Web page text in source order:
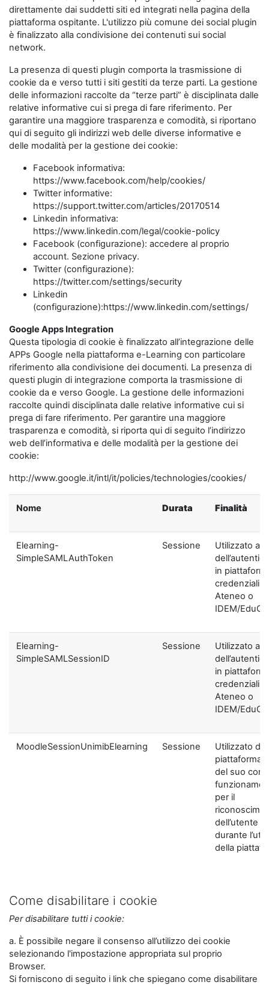
direttamente dai suddetti siti ed integrati nella pagina della
piattaforma ospitante. L'utilizzo più comune dei social plugin
è finalizzato alla condivisione dei contenuti sui social
network.
La presenza di questi plugin comporta la trasmissione di
cookie da e verso tutti i siti gestiti da terze parti. La gestione
delle informazioni raccolte da “terze parti” è disciplinata dalle
relative informative cui si prega di fare riferimento. Per
garantire una maggiore trasparenza e comodità, si riportano
qui di seguito gli indirizzi web delle diverse informative e
delle modalità per la gestione dei cookie:
Facebook informativa:
https://www.facebook.com/help/cookies/
Twitter informative:
https://support.twitter.com/articles/20170514
Linkedin informativa:
https://www.linkedin.com/legal/cookie-policy
Facebook (configurazione): accedere al proprio
account. Sezione privacy.
Twitter (configurazione):
https://twitter.com/settings/security
Linkedin
(configurazione):https://www.linkedin.com/settings/
Google Apps Integration
Questa tipologia di cookie è finalizzato all’integrazione delle
APPs Google nella piattaforma e-Learning con particolare
riferimento alla condivisione dei documenti. La presenza di
questi plugin di integrazione comporta la trasmissione di
cookie da e verso Google. La gestione delle informazioni
raccolte quindi disciplinata dalle relative informative cui si
prega di fare riferimento. Per garantire una maggiore
trasparenza e comodità, si riporta qui di seguito l’indirizzo
web dell’informativa e delle modalità per la gestione dei
cookie:
http://www.google.it/intl/it/policies/technologies/cookies/
Nome Durata Finalità
Elearning-
SimpleSAMLAuthToken
Sessione
Utilizzato ai
in
credenziali di
Ateneo o
IDEM/
Elearning-
SimpleSAMLSessionID
Sessione
Utilizzato ai
in
credenziali di
Ateneo o
IDEM/
MoodleSessionUnimibElearning Sessione
Utilizzato
piattaforma
del suo
per il
dell’utente
durante
della
Come disabilitare i cookie
Per disabilitare tutti i cookie:
a. È possibile negare il consenso all’utilizzo dei cookie
selezionando l'impostazione appropriata sul proprio
Browser.
Si forniscono di seguito i link che spiegano come disabilitare